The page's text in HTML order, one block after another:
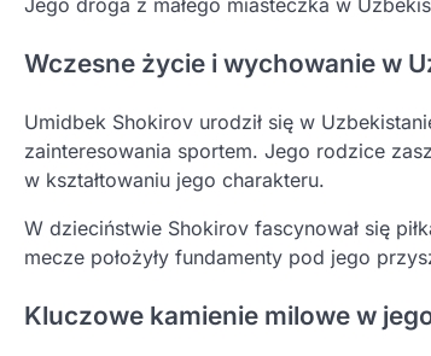
Jego droga z małego miasteczka w
Wczesne życie i wychowanie w
Umidbek Shokirov urodził się w
zainteresowania sportem. Jego rodzice
w kształtowaniu jego charakteru.
W dzieciństwie Shokirov fascynował się
mecze położyły fundamenty pod jego
Kluczowe kamienie milowe w